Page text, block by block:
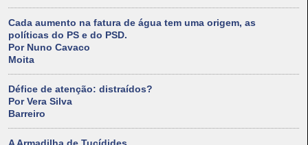
Cada aumento na fatura de água tem uma origem, as
políticas do PS e do PSD.
Por Nuno Cavaco
Moita
Défice de atenção: distraídos?
Por Vera Silva
Barreiro